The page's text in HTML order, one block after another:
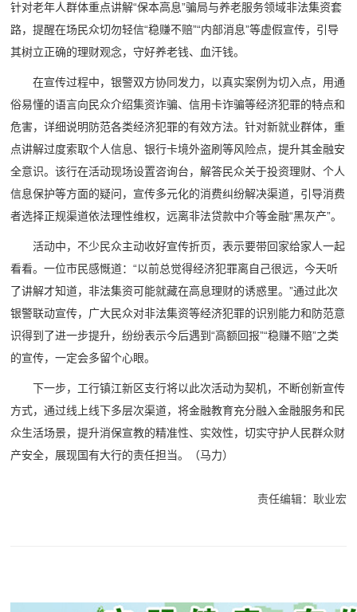
针对老年人群体重点讲解“保本高息”骗局与养老服务领域非法集资套
路，提醒在场民众切勿轻信“稳赚不赔”“内部消息”等虚假宣传，引导
其树立正确的理财观念，守好养老钱、血汗钱。
在宣传过程中，银警双方协同发力，以真实案例为切入点，用通
俗易懂的语言向民众介绍集资诈骗、信用卡诈骗等经济犯罪的特点和
危害，详细说明防范各类经济犯罪的有效方法。针对新就业群体，重
点讲解过度索取个人信息、银行卡境外盗刷等风险点，提升其金融安
全意识。该行在活动现场设置咨询台，解答民众关于投资理财、个人
信息保护等方面的疑问，宣传多元化的消费纠纷解决渠道，引导消费
者选择正规渠道依法理性维权，远离非法贷款中介等金融“黑灰产”。
活动中，不少民众主动收好宣传折页，表示要带回家给家人一起
看看。一位市民感慨道：“以前总觉得经济犯罪离自己很远，今天听
了讲解才知道，非法集资可能就藏在高息理财的诱惑里。”通过此次
银警联动宣传，广大民众对非法集资等经济犯罪的识别能力和防范意
识得到了进一步提升，纷纷表示今后遇到“高额回报”“稳赚不赔”之类
的宣传，一定会多留个心眼。
下一步，工行镇江新区支行将以此次活动为契机，不断创新宣传
方式，通过线上线下多层次渠道，将金融教育充分融入金融服务和民
众生活场景，提升消保宣教的精准性、实效性，切实守护人民群众财
产安全，展现国有大行的责任担当。（马力）
责任编辑：耿业宏